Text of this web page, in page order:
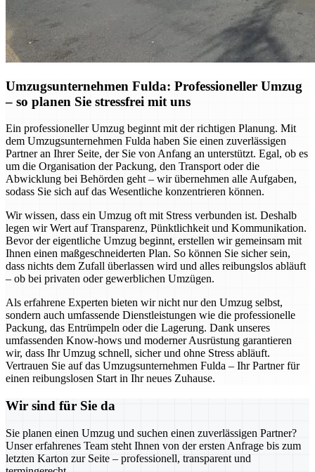
Umzugsunternehmen Fulda: Professioneller Umzug
– so planen Sie stressfrei mit uns
Ein professioneller Umzug beginnt mit der richtigen Planung. Mit
dem Umzugsunternehmen Fulda haben Sie einen zuverlässigen
Partner an Ihrer Seite, der Sie von Anfang an unterstützt. Egal, ob es
um die Organisation der Packung, den Transport oder die
Abwicklung bei Behörden geht – wir übernehmen alle Aufgaben,
sodass Sie sich auf das Wesentliche konzentrieren können.
Wir wissen, dass ein Umzug oft mit Stress verbunden ist. Deshalb
legen wir Wert auf Transparenz, Pünktlichkeit und Kommunikation.
Bevor der eigentliche Umzug beginnt, erstellen wir gemeinsam mit
Ihnen einen maßgeschneiderten Plan. So können Sie sicher sein,
dass nichts dem Zufall überlassen wird und alles reibungslos abläuft
– ob bei privaten oder gewerblichen Umzügen.
Als erfahrene Experten bieten wir nicht nur den Umzug selbst,
sondern auch umfassende Dienstleistungen wie die professionelle
Packung, das Entrümpeln oder die Lagerung. Dank unseres
umfassenden Know-hows und moderner Ausrüstung garantieren
wir, dass Ihr Umzug schnell, sicher und ohne Stress abläuft.
Vertrauen Sie auf das Umzugsunternehmen Fulda – Ihr Partner für
einen reibungslosen Start in Ihr neues Zuhause.
Wir sind für Sie da
Sie planen einen Umzug und suchen einen zuverlässigen Partner?
Unser erfahrenes Team steht Ihnen von der ersten Anfrage bis zum
letzten Karton zur Seite – professionell, transparent und